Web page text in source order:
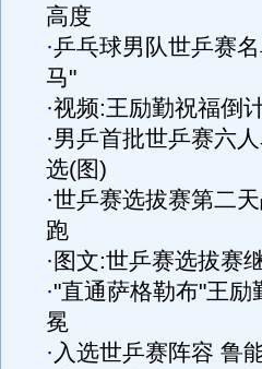
高度
·乒乓球男队世乒赛
马"
·视频:王励勤祝福倒
·男乒首批世乒赛六
选(图)
·世乒赛选拔赛第二
跑
· 图文:世乒赛选拔赛
·"直通萨格勒布"王
冕
· 入选世乒赛阵容 鲁